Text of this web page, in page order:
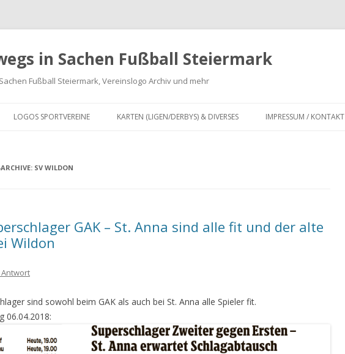
in Sachen Fußball Steiermark
Fußball Steiermark, Vereinslogo Archiv und mehr
LOGOS SPORTVEREINE
LOGOS BUNDESLIGA UND ZWEITE
SPORTVEREIN LOGO-ARCHIV
FREUNDSCHAFTSSPIELE
KARTEN (LIGEN/DERBYS) & DIVERSES
TEIERMARK
TEIERMARK
IMPRESSUM / KONTAKT
SV WILDON
GAK – St. Anna sind alle fit und der alte
Wildon
sind sowohl beim GAK als auch bei St. Anna alle Spieler fit.
06.04.2018: